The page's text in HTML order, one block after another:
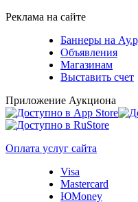
Реклама на сайте
Баннеры на
Объявления
Магазинам
Выставить счет
Приложение Аукциона
Оплата услуг сайта
Visa
Mastercard
ЮMoney